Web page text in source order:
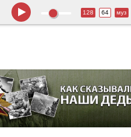
128 64 муз